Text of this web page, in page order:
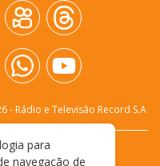
- Rádio e Televisão Record S.A
PRIVACIDADE
para
navegação de